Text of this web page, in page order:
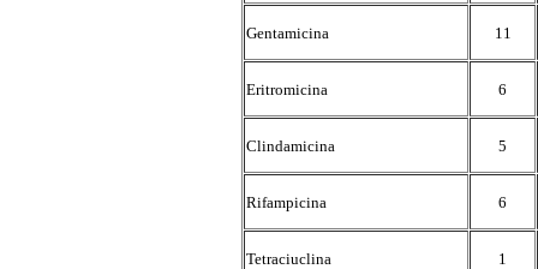
Gentamicina 11
Eritromicina 6
Clindamicina 5
Rifampicina 6
Tetraciuclina 1